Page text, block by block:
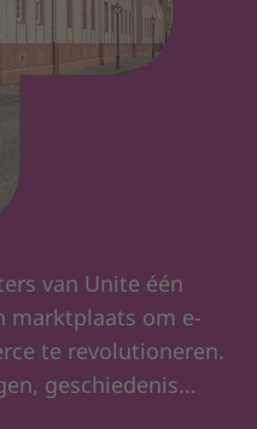
van Unite één
marktplaats om e-
te revolutioneren.
geschiedenis...